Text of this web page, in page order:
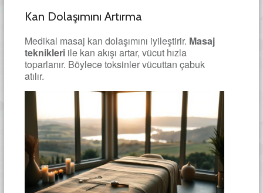
Kan Dolaşımını Artırma
Medikal masaj kan dolaşımını iyileştirir. Masaj
teknikleriile kan akışı artar, vücut hızla
toparlanır. Böylece toksinler vücuttan çabuk
atılır.